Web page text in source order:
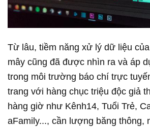
Từ lâu, tiềm năng xử lý dữ liệu
mây cũng đã được nhìn ra và áp
trong môi trường báo chí trực
trang với hàng chục triệu độc giả
hàng giờ như Kênh14, Tuổi Trẻ,
aFamily..., cần lượng băng thông,